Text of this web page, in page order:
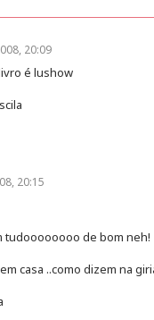
20:09
é lushow
20:15
tudoooooooo de bom neh!
casa ..como dizem na